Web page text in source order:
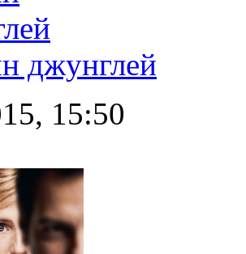
джунглей
15:50